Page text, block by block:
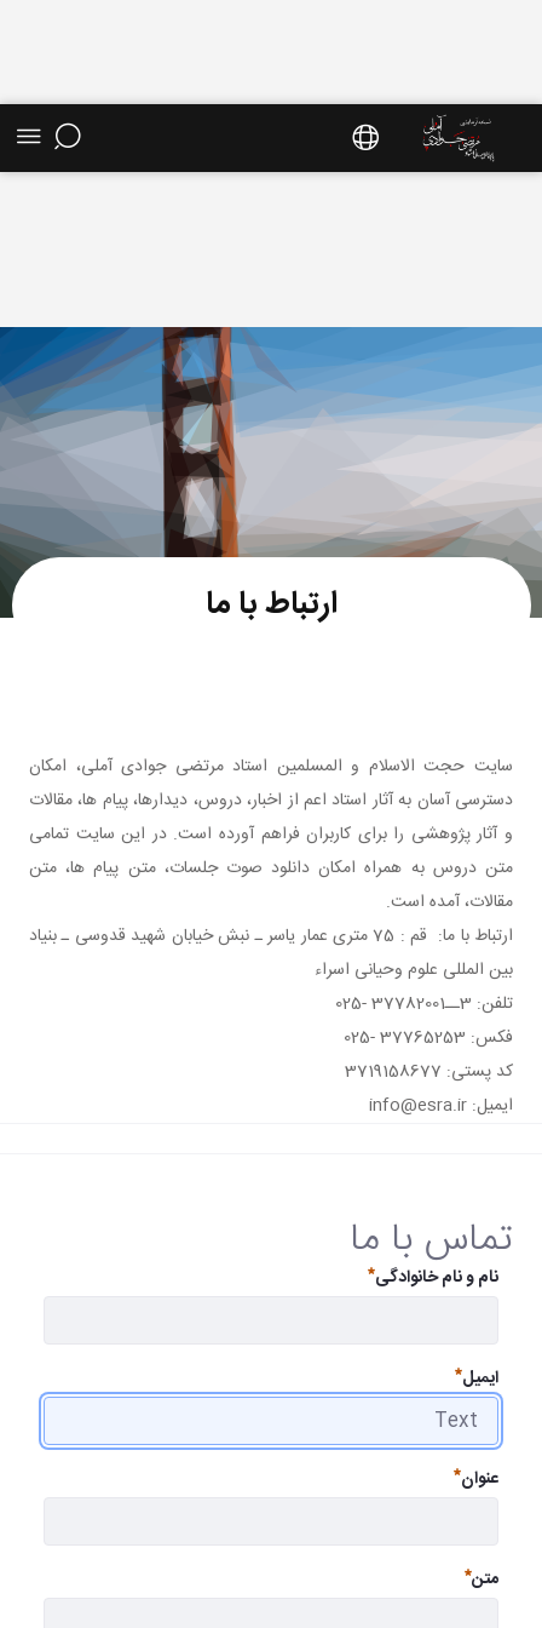
ارتباط با ما - سایت استاد مرتضی جوادی آملی
ارتباط با ما
سایت حجت الاسلام و المسلمین استاد مرتضی جوادی آملی، امکان
دسترسی آسان به آثار استاد اعم از اخبار، دروس، دیدارها، پیام ها، مقالات
و آثار پژوهشی را برای کاربران فراهم آورده است. در این سایت تمامی
متن دروس به همراه امکان دانلود صوت جلسات، متن پیام ها، متن
مقالات، آمده است.
ارتباط با ما: قم : 75 متری عمار یاسر ـ نبش خیابان شهید قدوسی ـ بنیاد
بین المللی علوم وحیانی اسراء
تلفن: 3ــ37782001 -025
فکس: 37765253 -025
کد پستی: 3719158677
ایمیل: info@esra.ir
تماس با ما
نام و نام خانوادگی
ایمیل
ضروری
عنوان
متن